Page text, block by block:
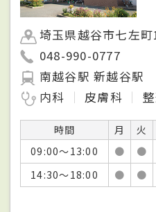
埼玉県越谷市七左
048-990-0777
南越谷駅 新越谷駅
内科
皮膚科
時間 月 火
09:00～13:00
● ●
14:30～18:00
● ●